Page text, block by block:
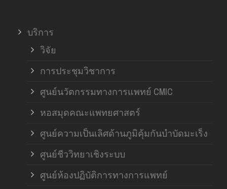
บริการ
วิจัย
การประชุมวิชาการ
ศูนย์นวัตกรรมทางการแพทย์ CMIC
หอสมุดคณะแพทยศาสตร์
ศูนย์ความเป็นเลิศด้านภูมิคุ้มกันบำบัดมะเร็ง
ศูนย์ชีววิทยาเชิงระบบ
ศูนย์ห้องปฏิบัติการทางการแพทย์